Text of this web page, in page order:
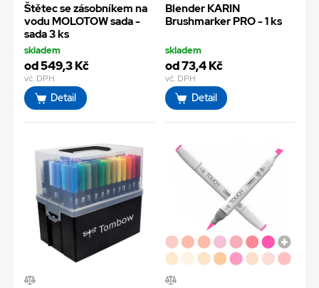
Štětec se zásobníkem na
vodu MOLOTOW sada -
sada 3 ks
skladem
od 549,3 Kč
vč. DPH
Detail
Blender KARIN
Brushmarker PRO - 1 ks
skladem
od 73,4 Kč
vč. DPH
Detail